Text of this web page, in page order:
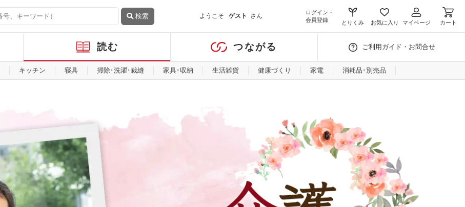
検索 ようこそ ゲスト さん
ログイン・
会員登録
とりくみ お気に入り マイページ カート
読む つながる ご利用ガイド・お問合せ
キッチン 寝具 掃除･洗濯･裁縫 家具･収納 生活雑貨 健康づくり 家電 消耗品･別売品